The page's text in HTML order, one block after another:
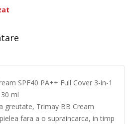
SPF40 PA++ Full Cover 3-in-1
ml
greutate, Trimay BB Cream
fara a o supraincarca, in timp